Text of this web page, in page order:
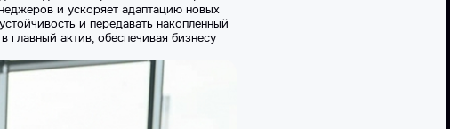
и ускоряет адаптацию новых
и передавать накопленный
главный актив, обеспечивая бизнесу